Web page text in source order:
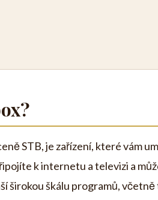
STB, je zařízení, které vám
k internetu a televizi a
širokou škálu programů,